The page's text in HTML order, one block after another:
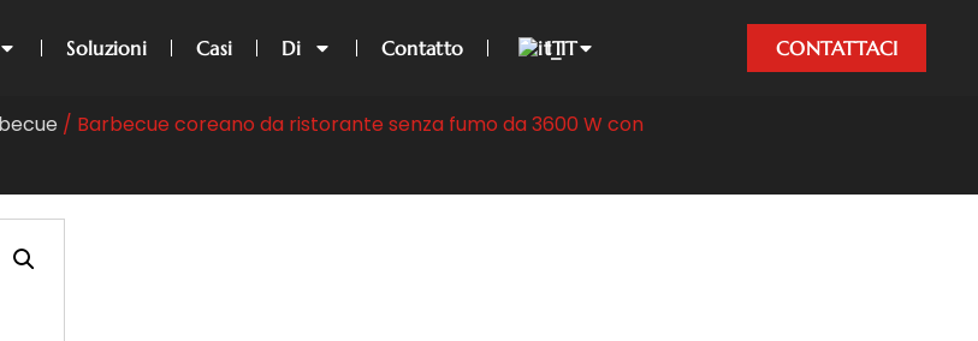
Soluzioni Casi Di Contatto IT CONTATTACI
/ Barbecue coreano da ristorante senza fumo da 3600 W con